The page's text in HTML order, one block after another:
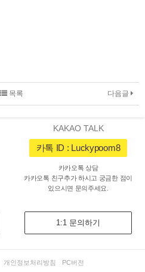
다음글
목록
KAKAO TALK
카톡 ID : Luckypoom8
카카오톡 상담
카카오톡 친구추가 하시고 궁금한 점이
있으시면 문의주세요.
1:1 문의하기
개인정보처리방침 PC버전